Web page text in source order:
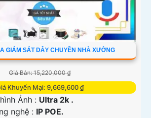
GIÁM SÁT DÂY CHUYỀN NHÀ XƯỞNG
Giá Bán: 15,220,000 ₫
Khuyến Mại: 9,669,600 ₫
Ảnh : Ultra 2k .
nghệ : IP POE.